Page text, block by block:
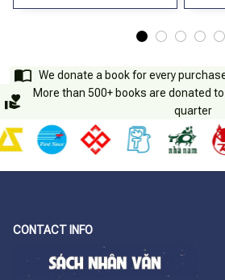
We donate a book for every
More than 500+ books are donated
quarter
CONTACT INFO